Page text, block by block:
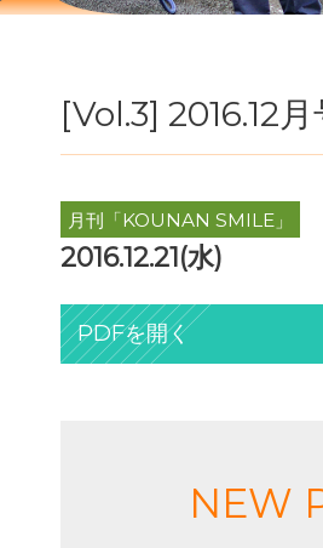
[Vol.3] 2016.12
月刊「KOUNAN SMILE」
2016.12.21(水)
PDFを開く
NEW